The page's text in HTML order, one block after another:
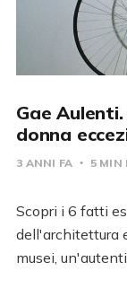
Gae
donna
3 ANNI FA 5 MIN
Scopri i 6 fatti
dell'architettura
musei,